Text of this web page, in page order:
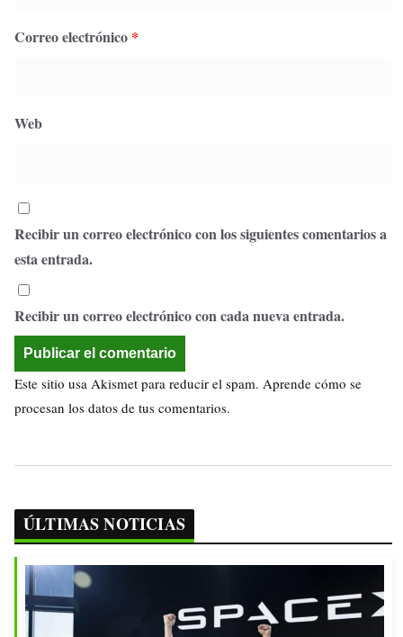
Correo electrónico *
Web
Recibir un correo electrónico con los siguientes comentarios a
esta entrada.
Recibir un correo electrónico con cada nueva entrada.
Este sitio usa Akismet para reducir el spam. Aprende cómo se
procesan los datos de tus comentarios.
ÚLTIMAS NOTICIAS